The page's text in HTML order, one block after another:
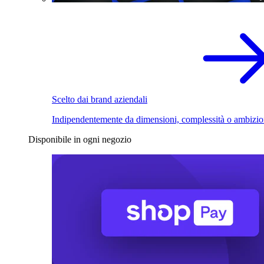
Scelto dai brand aziendali
Indipendentemente da dimensioni, complessità o
Disponibile in ogni negozio